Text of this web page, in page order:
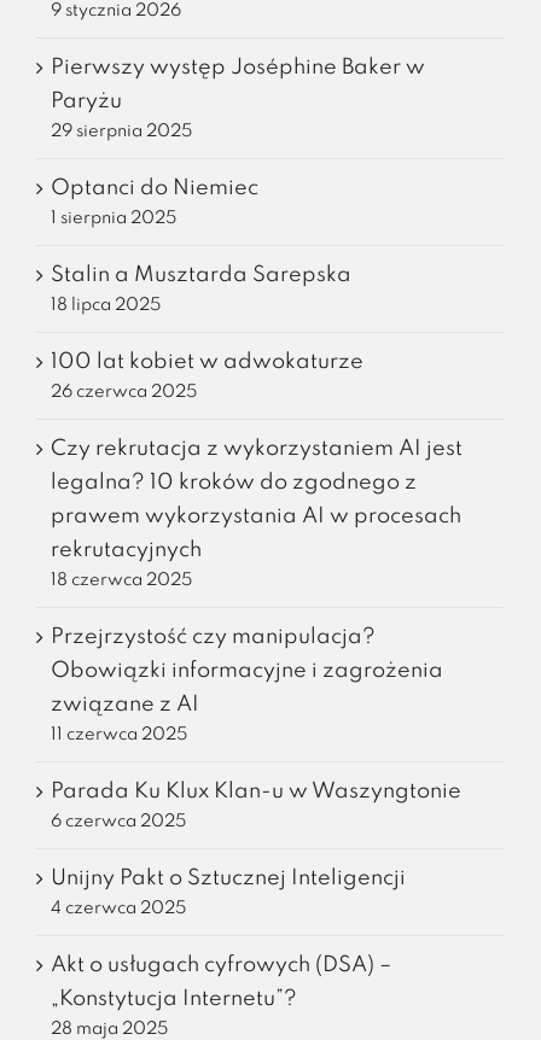
9 stycznia 2026
Pierwszy występ Joséphine Baker w
Paryżu
29 sierpnia 2025
Optanci do Niemiec
1 sierpnia 2025
Stalin a Musztarda Sarepska
18 lipca 2025
100 lat kobiet w adwokaturze
26 czerwca 2025
Czy rekrutacja z wykorzystaniem AI jest
legalna? 10 kroków do zgodnego z
prawem wykorzystania AI w procesach
rekrutacyjnych
18 czerwca 2025
Przejrzystość czy manipulacja?
Obowiązki informacyjne i zagrożenia
związane z AI
11 czerwca 2025
Parada Ku Klux Klan-u w Waszyngtonie
6 czerwca 2025
Unijny Pakt o Sztucznej Inteligencji
4 czerwca 2025
Akt o usługach cyfrowych (DSA) –
„Konstytucja Internetu”?
28 maja 2025